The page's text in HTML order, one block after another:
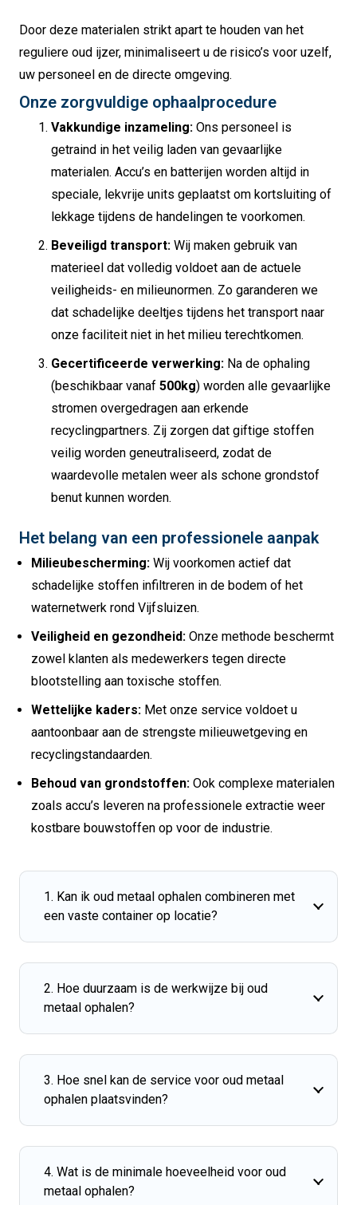
Door deze materialen strikt apart te houden van het
reguliere oud ijzer, minimaliseert u de risico’s voor uzelf,
uw personeel en de directe omgeving.
Onze zorgvuldige ophaalprocedure
Vakkundige inzameling: Ons personeel is
getraind in het veilig laden van gevaarlijke
materialen. Accu’s en batterijen worden altijd in
speciale, lekvrije units geplaatst om kortsluiting of
lekkage tijdens de handelingen te voorkomen.
Beveiligd transport: Wij maken gebruik van
materieel dat volledig voldoet aan de actuele
veiligheids- en milieunormen. Zo garanderen we
dat schadelijke deeltjes tijdens het transport naar
onze faciliteit niet in het milieu terechtkomen.
Gecertificeerde verwerking: Na de ophaling
(beschikbaar vanaf 500kg) worden alle gevaarlijke
stromen overgedragen aan erkende
recyclingpartners. Zij zorgen dat giftige stoffen
veilig worden geneutraliseerd, zodat de
waardevolle metalen weer als schone grondstof
benut kunnen worden.
Het belang van een professionele aanpak
Milieubescherming: Wij voorkomen actief dat
schadelijke stoffen infiltreren in de bodem of het
waternetwerk rond Vijfsluizen.
Veiligheid en gezondheid: Onze methode beschermt
zowel klanten als medewerkers tegen directe
blootstelling aan toxische stoffen.
Wettelijke kaders: Met onze service voldoet u
aantoonbaar aan de strengste milieuwetgeving en
recyclingstandaarden.
Behoud van grondstoffen: Ook complexe materialen
zoals accu’s leveren na professionele extractie weer
kostbare bouwstoffen op voor de industrie.
1. Kan ik oud metaal ophalen combineren met
een vaste container op locatie?
2. Hoe duurzaam is de werkwijze bij oud
metaal ophalen?
3. Hoe snel kan de service voor oud metaal
ophalen plaatsvinden?
4. Wat is de minimale hoeveelheid voor oud
metaal ophalen?